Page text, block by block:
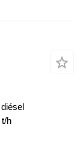
diésel
t/h